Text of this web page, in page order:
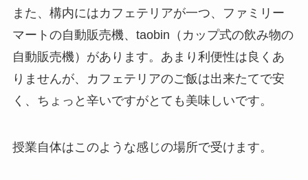
また、構内にはカフェテリアが一つ、ファミリー
マートの自動販売機、taobin（カップ式の飲み物の
自動販売機）があります。あまり利便性は良くあ
りませんが、カフェテリアのご飯は出来たてで安
く、ちょっと辛いですがとても美味しいです。
授業自体はこのような感じの場所で受けます。